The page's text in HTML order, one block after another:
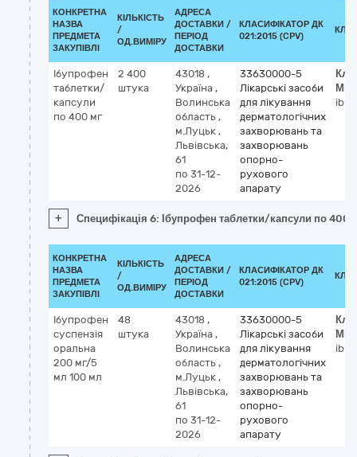
КОНКРЕТНА
НАЗВА
ПРЕДМЕТА
ЗАКУПІВЛІ
КІЛЬКІСТЬ
/
ОД.ВИМІРУ
АДРЕСА
ДОСТАВКИ /
ПЕРІОД
ДОСТАВКИ
КЛАСИФІКАТОР ДК
021:2015 (CPV)
Ібупрофен
таблетки/
капсули
по 400 мг
2 400
штука
43018 ,
Україна ,
Волинська
область ,
м.Луцьк ,
Львівська,
61
по 31-12-
2026
33630000-5
Лікарські засоби
для лікування
дерматологічних
захворювань та
захворювань
опорно-
рухового
апарату
+ Специфікація 6: Ібупрофен таблетки/капсули по 400
КОНКРЕТНА
НАЗВА
ПРЕДМЕТА
ЗАКУПІВЛІ
КІЛЬКІСТЬ
/
ОД.ВИМІРУ
АДРЕСА
ДОСТАВКИ /
ПЕРІОД
ДОСТАВКИ
КЛАСИФІКАТОР ДК
021:2015 (CPV)
Ібупрофен
суспензія
оральна
200 мг/5
мл 100 мл
48
штука
43018 ,
Україна ,
Волинська
область ,
м.Луцьк ,
Львівська,
61
по 31-12-
2026
33630000-5
Лікарські засоби
для лікування
дерматологічних
захворювань та
захворювань
опорно-
рухового
апарату